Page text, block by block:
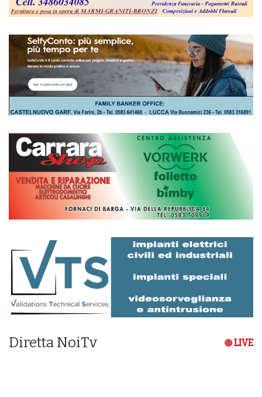
Diretta NoiTv LIVE